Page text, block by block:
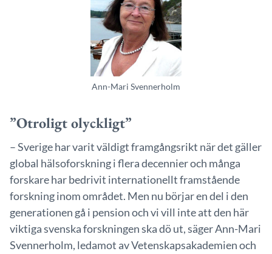
Ann-Mari Svennerholm
”Otroligt olyckligt”
– Sverige har varit väldigt framgångsrikt när det gäller
global hälsoforskning i flera decennier och många
forskare har bedrivit internationellt framstående
forskning inom området. Men nu börjar en del i den
generationen gå i pension och vi vill inte att den här
viktiga svenska forskningen ska dö ut, säger Ann-Mari
Svennerholm, ledamot av Vetenskapsakademien och